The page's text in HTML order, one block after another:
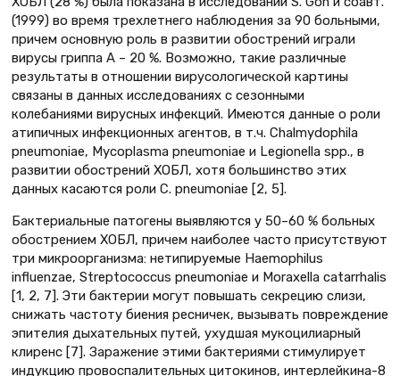
(1999) во время трехлетнего наблюдения за 90 больными,
причем основную роль в развитии обострений играли
вирусы гриппа А – 20 %. Возможно, такие различные
результаты в отношении вирусологической картины
связаны в данных исследованиях с сезонными
колебаниями вирусных инфекций. Имеются данные о роли
атипичных инфекционных агентов, в т.ч. Chalmydophila
pneumoniaе, Mycoplasma pneumoniaе и Legionella spp., в
развитии обострений ХОБЛ, хотя большинство этих
данных касаются роли C. pneumoniaе [2, 5].
Бактериальные патогены выявляются у 50–60 % больных
обострением ХОБЛ, причем наиболее часто присутствуют
три микроорганизма: нетипируемые Haemophilus
influenzae, Streptococcus pneumoniae и Moraxella catarrhalis
[1, 2, 7]. Эти бактерии могут повышать секрецию слизи,
снижать частоту биения ресничек, вызывать повреждение
эпителия дыхательных путей, ухудшая мукоцилиарный
клиренс [7]. Заражение этими бактериями стимулирует
индукцию провоспалительных цитокинов, интерлейкина-8